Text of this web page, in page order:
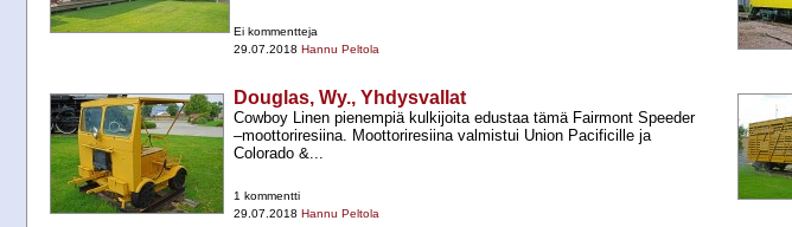
Ei kommentteja
29.07.2018 Hannu Peltola
Douglas, Wy., Yhdysvallat
Cowboy Linen pienempiä kulkijoita edustaa tämä Fairmont Speeder
–moottoriresiina. Moottoriresiina valmistui Union Pacificille ja
Colorado &...
1 kommentti
29.07.2018 Hannu Peltola